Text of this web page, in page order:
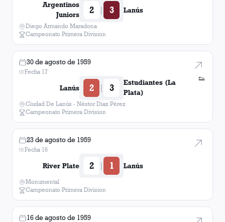
Argentinos
Juniors
2 | 3 Lanús
Diego Armando Maradona
Campeonato Primera Division
👟
30 de agosto de 1959
Fecha 17
Lanús 2 | 3
Estudiantes (La
Plata)
Ciudad De Lanús - Néstor Diaz Pérez
Campeonato Primera Division
23 de agosto de 1959
Fecha 16
River Plate 2 | 1 Lanús
Monumental
Campeonato Primera Division
16 de agosto de 1959